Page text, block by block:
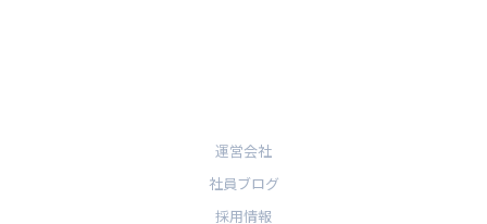
運営会社
社員ブログ
採用情報